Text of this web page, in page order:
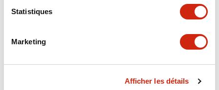
Statistiques
Marketing
Afficher les détails